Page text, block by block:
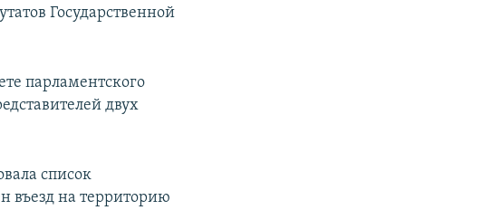
Государственной
парламентского
двух
список
въезд на территорию